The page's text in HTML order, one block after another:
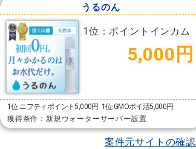
うるのん
1位：ポイントインカム
5,000円
1位:ニフティポイント5,000円 1位:GMOポイ活5,000円
獲得条件：新規ウォーターサーバー設置
案件元サイトの確認